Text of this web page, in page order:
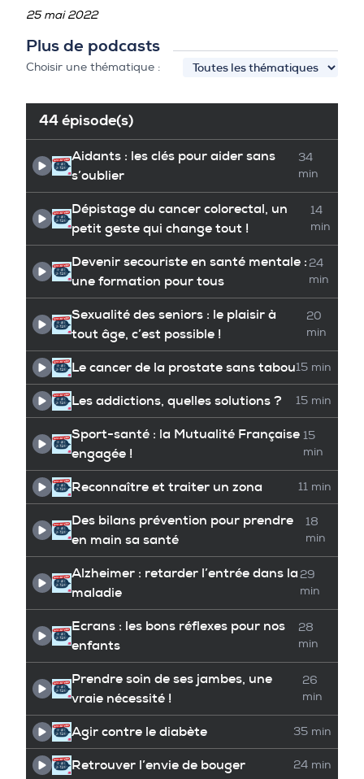
25 mai 2022
Plus de podcasts
Choisir une thématique :
44 épisode(s)
Aidants : les clés pour aider sans
s’oublier
34
min
Dépistage du cancer colorectal, un
petit geste qui change tout !
14
min
Devenir secouriste en santé mentale :
une formation pour tous
24
min
Sexualité des seniors : le plaisir à
tout âge, c’est possible !
20
min
Le cancer de la prostate sans tabou15 min
Les addictions, quelles solutions ? 15 min
Sport-santé : la Mutualité Française
engagée !
15
min
Reconnaître et traiter un zona 11 min
Des bilans prévention pour prendre
en main sa santé
18
min
Alzheimer : retarder l’entrée dans la
maladie
29
min
Ecrans : les bons réflexes pour nos
enfants
28
min
Prendre soin de ses jambes, une
vraie nécessité !
26
min
Agir contre le diabète 35 min
Retrouver l’envie de bouger 24 min